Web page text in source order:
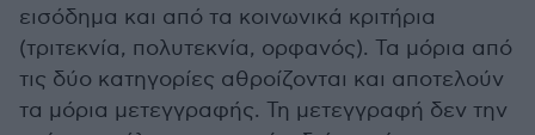
εισόδημα και από τα κοινωνικά κριτήρια
(τριτεκνία, πολυτεκνία, ορφανός). Τα μόρια από
τις δύο κατηγορίες αθροίζονται και αποτελούν
τα μόρια μετεγγραφής. Τη μετεγγραφή δεν την